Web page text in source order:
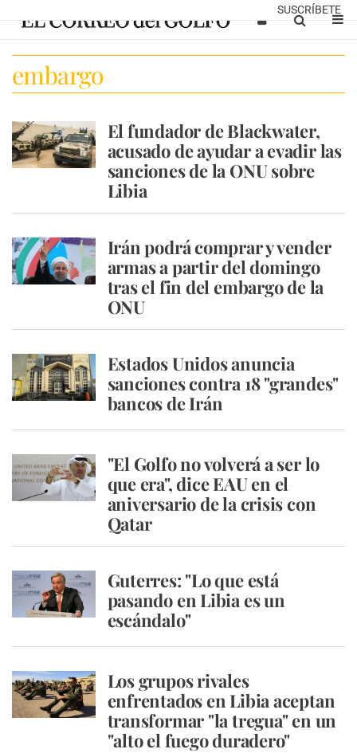
SUSCRÍBETE
embargo
El fundador de Blackwater,
acusado de ayudar a evadir las
sanciones de la ONU sobre
Libia
Irán podrá comprar y vender
armas a partir del domingo
tras el fin del embargo de la
ONU
Estados Unidos anuncia
sanciones contra 18 "grandes"
bancos de Irán
"El Golfo no volverá a ser lo
que era", dice EAU en el
aniversario de la crisis con
Qatar
Guterres: "Lo que está
pasando en Libia es un
escándalo"
Los grupos rivales
enfrentados en Libia aceptan
transformar "la tregua" en un
"alto el fuego duradero"